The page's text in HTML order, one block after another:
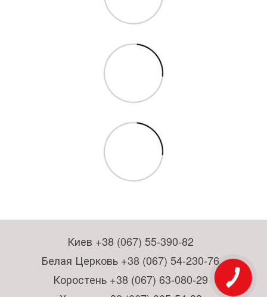
Киев +38 (067) 55-390-82
Белая Церковь +38 (067) 54-230-76
Коростень +38 (067) 63-080-29